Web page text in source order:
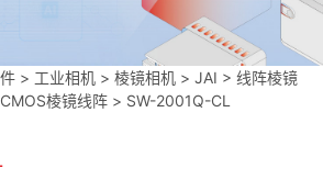
> 工业相机 >棱镜相机 >JAI >线阵棱镜
棱镜线阵 > SW-2001Q-CL